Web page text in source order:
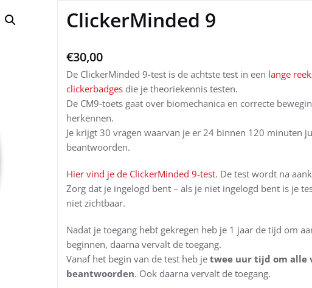
ClickerMinded 9
€30,00
De ClickerMinded 9-test is de achtste test in een lange
clickerbadges die je theoriekennis testen.
De CM9-toets gaat over biomechanica en correcte
herkennen.
Je krijgt 30 vragen waarvan je er 24 binnen 120 minuten
beantwoorden.
Hier vind je de ClickerMinded 9-test. De test wordt na
Zorg dat je ingelogd bent – als je niet ingelogd bent is je
niet zichtbaar.
Nadat je toegang hebt gekregen heb je 1 jaar de tijd om
beginnen, daarna vervalt de toegang.
Vanaf het begin van de test heb jetwee uur tijd om alle
beantwoorden. Ook daarna vervalt de toegang.